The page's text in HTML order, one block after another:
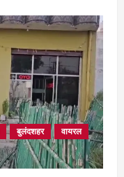
बुलंदशहर
वायरल